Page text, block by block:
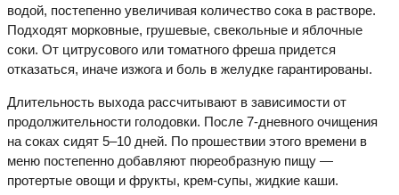
водой, постепенно увеличивая количество сока в растворе.
Подходят морковные, грушевые, свекольные и яблочные
соки. От цитрусового или томатного фреша придется
отказаться, иначе изжога и боль в желудке гарантированы.
Длительность выхода рассчитывают в зависимости от
продолжительности голодовки. После 7-дневного очищения
на соках сидят 5–10 дней. По прошествии этого времени в
меню постепенно добавляют пюреобразную пищу —
протертые овощи и фрукты, крем-супы, жидкие каши.